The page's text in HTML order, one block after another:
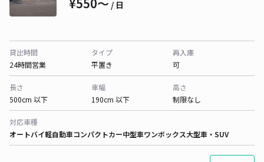
/ 日
貸出時間
24時間営業
タイプ
平置き
再入庫
可
長さ
500cm 以下
車幅
190cm 以下
高さ
制限なし
対応車種
オートバイ軽自動車コンパクトカー中型車ワンボックス大型車・SUV